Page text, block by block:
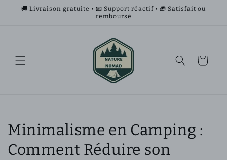
passer
🚚 Livraison gratuite • 📧 Support réactif • 🎁 Satisfait ou
remboursé
Panier
Minimalisme en Camping :
Comment Réduire son